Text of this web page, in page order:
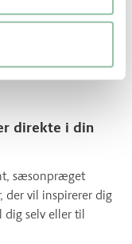
direkte i din
sæsonpræget
der vil inspirerer dig
dig selv eller til